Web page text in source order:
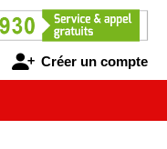
Créer un compte